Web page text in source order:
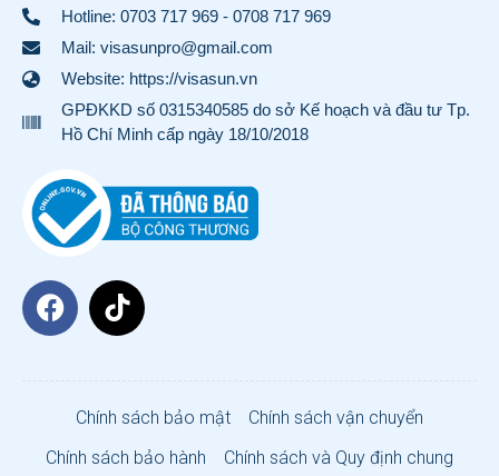
Hotline: 0703 717 969 - 0708 717 969
Mail: visasunpro@gmail.com
Website: https://visasun.vn
GPĐKKD số 0315340585 do sở Kế hoạch và đầu tư Tp.
Hồ Chí Minh cấp ngày 18/10/2018
Chính sách bảo mật
Chính sách vận chuyển
Chính sách bảo hành
Chính sách và Quy định chung